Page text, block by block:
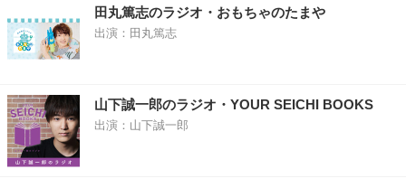
田丸篤志のラジオ・おもちゃのたまや
出演：田丸篤志
山下誠一郎のラジオ・YOUR SEICHI BOOKS
出演：山下誠一郎